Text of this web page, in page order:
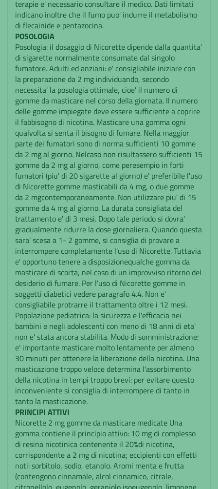
terapie e' necessario consultare il medico. Dati limitati
indicano inoltre che il fumo puo' indurre il metabolismo
di flecainide e pentazocina.
POSOLOGIA
Posologia: il dosaggio di Nicorette dipende dalla quantita'
di sigarette normalmente consumate dal singolo
fumatore. Adulti ed anziani: e' consigliabile iniziare con
la preparazione da 2 mg individuando, secondo
necessita' la posologia ottimale, cioe' il numero di
gomme da masticare nel corso della giornata. Il numero
delle gomme impiegate deve essere sufficiente a coprire
il fabbisogno di nicotina. Masticare una gomma ogni
qualvolta si senta il bisogno di fumare. Nella maggior
parte dei fumatori sono di norma sufficienti 10 gomme
da 2 mg al giorno. Nelcaso non risultassero sufficienti 15
gomme da 2 mg al giorno, come peresempio in forti
fumatori (piu' di 20 sigarette al giorno) e' preferibile l'uso
di Nicorette gomme masticabili da 4 mg, o due gomme
da 2 mgcontemporaneamente. Non utilizzare piu' di 15
gomme da 4 mg al giorno. La durata consigliata del
trattamento e' di 3 mesi. Dopo tale periodo si dovra'
gradualmente ridurre la dose giornaliera. Quando questa
sara' scesa a 1- 2 gomme, si consiglia di provare a
interrompere completamente l'uso di Nicorette. Tuttavia
e' opportuno tenere a disposizionequalche gomma da
masticare di scorta, nel caso di un improvviso ritorno del
desiderio di fumare. Per l'uso di Nicorette gomme in
soggetti diabetici vedere paragrafo 4.4. Non e'
consigliabile protrarre il trattamento oltre i 12 mesi.
Popolazione pediatrica: la sicurezza e l'efficacia nei
bambini e negli adolescenti con meno di 18 anni di eta'
non e' stata ancora stabilita. Modo di somministrazione:
e' importante masticare molto lentamente per almeno
30 minuti per ottenere la liberazione della nicotina. Una
masticazione troppo veloce determina l'assorbimento
della nicotina in tempi troppo brevi: per evitare questo
inconveniente si consiglia di interrompere di tanto in
tanto la masticazione.
PRINCIPI ATTIVI
Nicorette 2 mg gomme da masticare medicate Una
gomma contiene il principio attivo: 10 mg di complesso
di resina nicotinica contenente il 20%di nicotina,
corrispondente a 2 mg di nicotina; eccipienti con effetti
noti: sorbitolo, sodio, etanolo. Aromi menta e frutta
(contengono cinnamale, alcol cinnamico, citrale,